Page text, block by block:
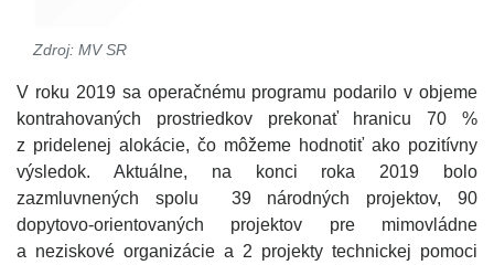
Zdroj: MV SR
V roku 2019 sa operačnému programu podarilo v objeme
kontrahovaných prostriedkov prekonať hranicu 70 %
z pridelenej alokácie, čo môžeme hodnotiť ako pozitívny
výsledok. Aktuálne, na konci roka 2019 bolo
zazmluvnených spolu 39 národných projektov, 90
dopytovo-orientovaných projektov pre mimovládne
a neziskové organizácie a 2 projekty technickej pomoci